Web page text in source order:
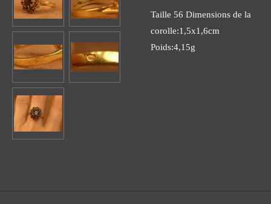
Taille 56 Dimensions de la
corolle:1,5x1,6cm
Poids:4,15g